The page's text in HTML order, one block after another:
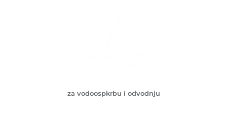
za vodoospkrbu i odvodnju